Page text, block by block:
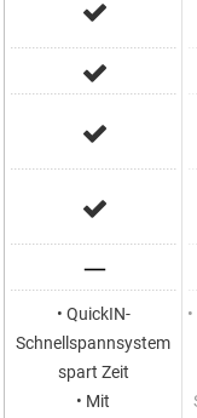
• QuickIN-
Schnellspannsystem
spart Zeit
• Mit